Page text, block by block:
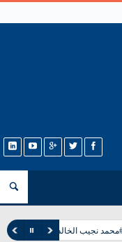
نجيب الخالدي